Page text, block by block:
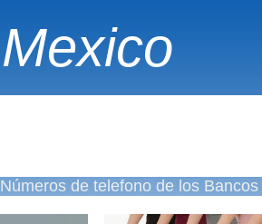
Números de telefono de los Bancos|